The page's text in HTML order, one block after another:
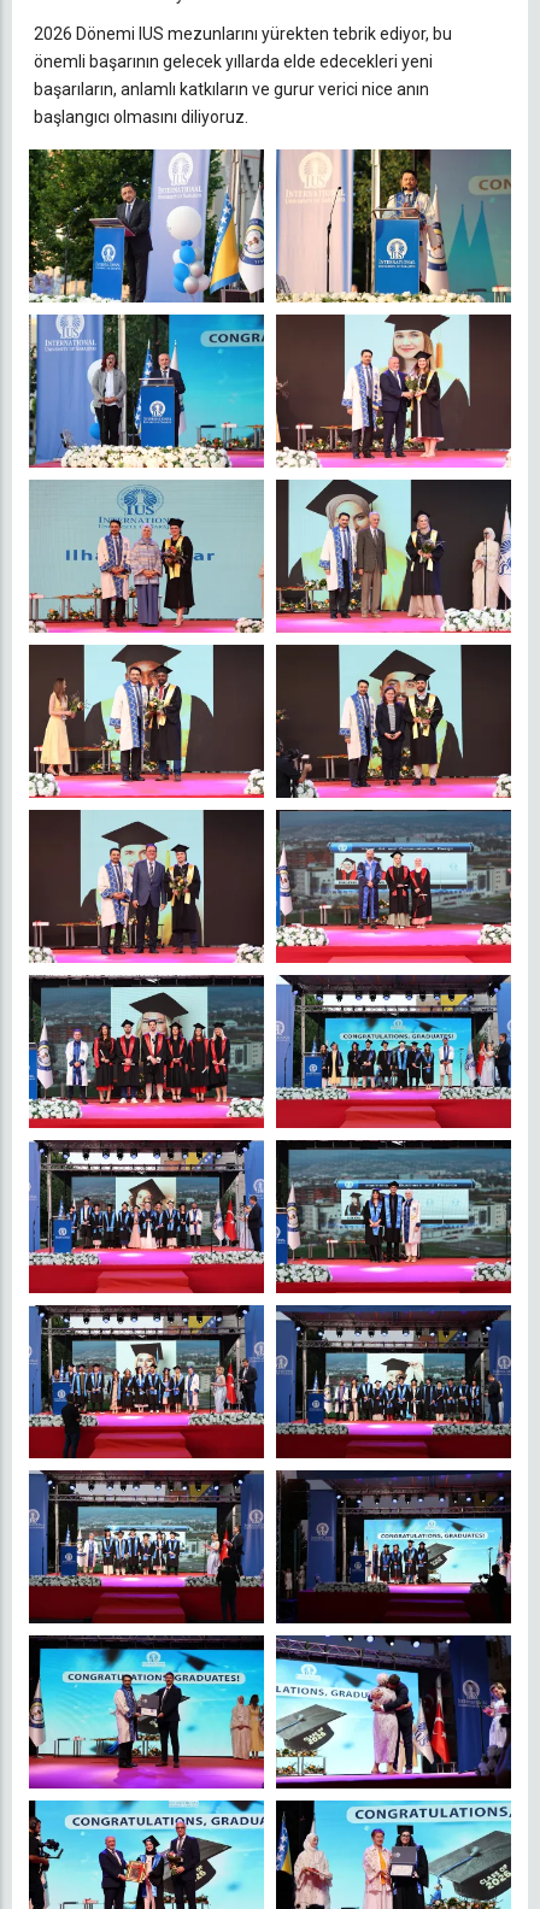
2026 Dönemi IUS mezunlarını yürekten tebrik ediyor, bu
önemli başarının gelecek yıllarda elde edecekleri yeni
başarıların, anlamlı katkıların ve gurur verici nice anın
başlangıcı olmasını diliyoruz.